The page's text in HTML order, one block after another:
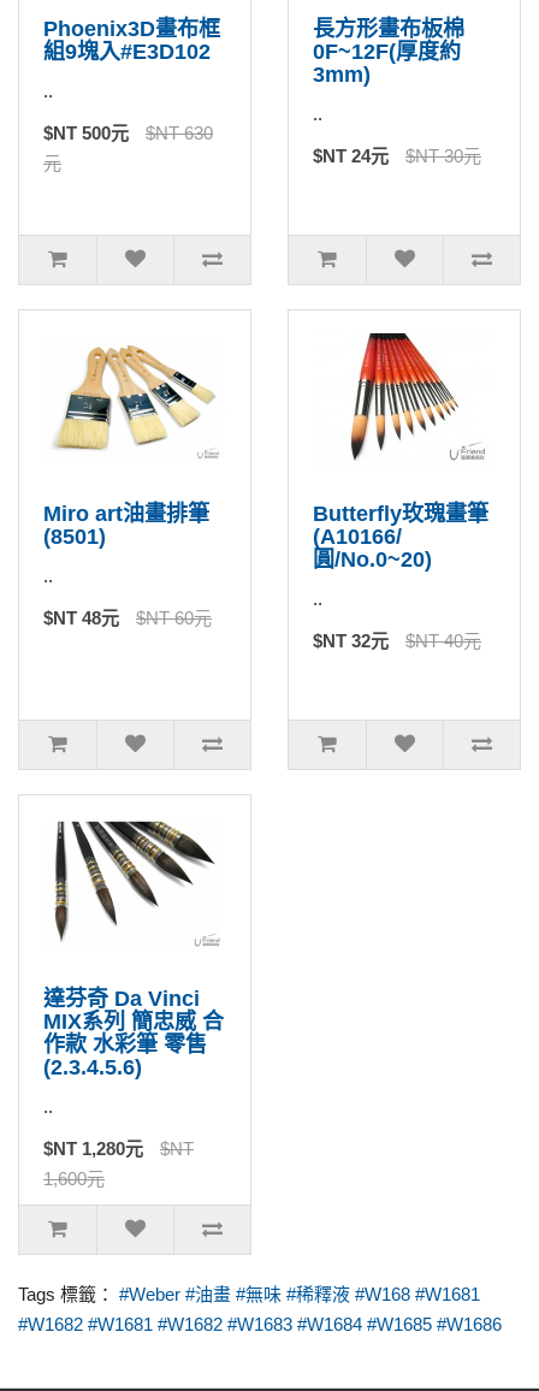
Phoenix3D畫布框
組9塊入#E3D102
..
$NT 500元
$NT 630
元
長方形畫布板棉
0F~12F(厚度約
3mm)
..
$NT 24元 $NT 30元
Miro art油畫排筆
(8501)
..
$NT 48元 $NT 60元
Butterfly玫瑰畫筆
(A10166/
圓/No.0~20)
..
$NT 32元 $NT 40元
達芬奇 Da Vinci
MIX系列 簡忠威 合
作款 水彩筆 零售
(2.3.4.5.6)
..
$NT 1,280元
$NT
1,600元
Tags 標籤： #Weber #油畫 #無味 #稀釋液 #W168 #W1681
#W1682 #W1681 #W1682 #W1683 #W1684 #W1685 #W1686